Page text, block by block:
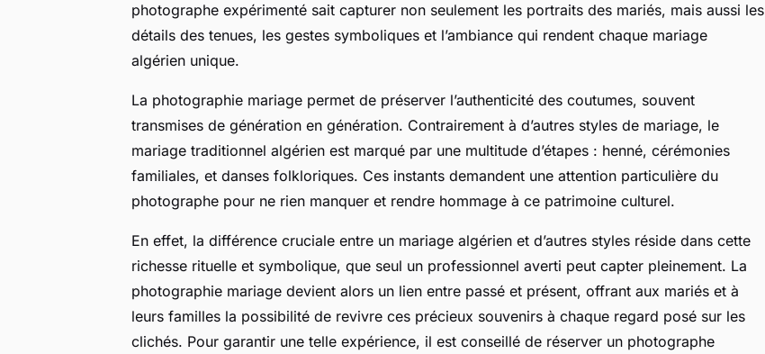
photographe expérimenté sait capturer non seulement les portraits des mariés, mais aussi les
détails des tenues, les gestes symboliques et l’ambiance qui rendent chaque mariage
algérien unique.
La photographie mariage permet de préserver l’authenticité des coutumes, souvent
transmises de génération en génération. Contrairement à d’autres styles de mariage, le
mariage traditionnel algérien est marqué par une multitude d’étapes : henné, cérémonies
familiales, et danses folkloriques. Ces instants demandent une attention particulière du
photographe pour ne rien manquer et rendre hommage à ce patrimoine culturel.
En effet, la différence cruciale entre un mariage algérien et d’autres styles réside dans cette
richesse rituelle et symbolique, que seul un professionnel averti peut capter pleinement. La
photographie mariage devient alors un lien entre passé et présent, offrant aux mariés et à
leurs familles la possibilité de revivre ces précieux souvenirs à chaque regard posé sur les
clichés. Pour garantir une telle expérience, il est conseillé de réserver un photographe